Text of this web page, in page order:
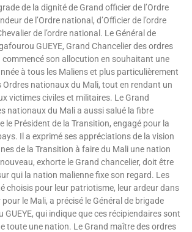
de la dignité de Grand officier de l’Ordre
de l’Ordre national, d’Officier de l’ordre
de l’ordre national. Le Général de
GUEYE, Grand Chancelier des ordres
commencé son allocution en souhaitant une
à tous les Maliens et plus particulièrement
Ordres nationaux du Mali, tout en rendant un
victimes civiles et militaires. Le Grand
nationaux du Mali a aussi salué la fibre
le Président de la Transition, engagé pour la
Il a exprimé ses appréciations de la vision
de la Transition à faire du Mali une nation
exhorte le Grand chancelier, doit être
qui la nation malienne fixe son regard. Les
choisis pour leur patriotisme, leur ardeur dans
le Mali, a précisé le Général de brigade
qui indique que ces récipiendaires sont
toute une nation. Le Grand maître des ordres